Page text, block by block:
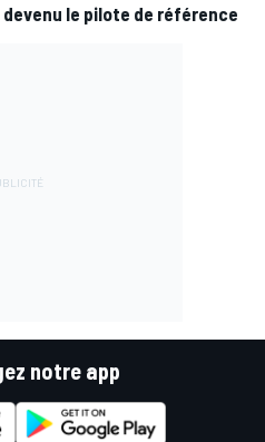
le pilote de référence
notre app